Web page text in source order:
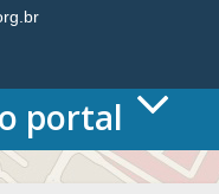
portal